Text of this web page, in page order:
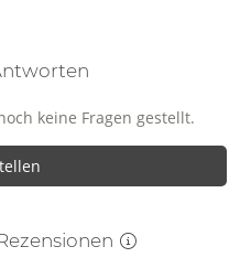
keine Fragen gestellt.